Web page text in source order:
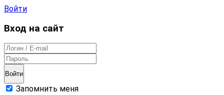
Войти
Вход на сайт
Войти
Запомнить меня